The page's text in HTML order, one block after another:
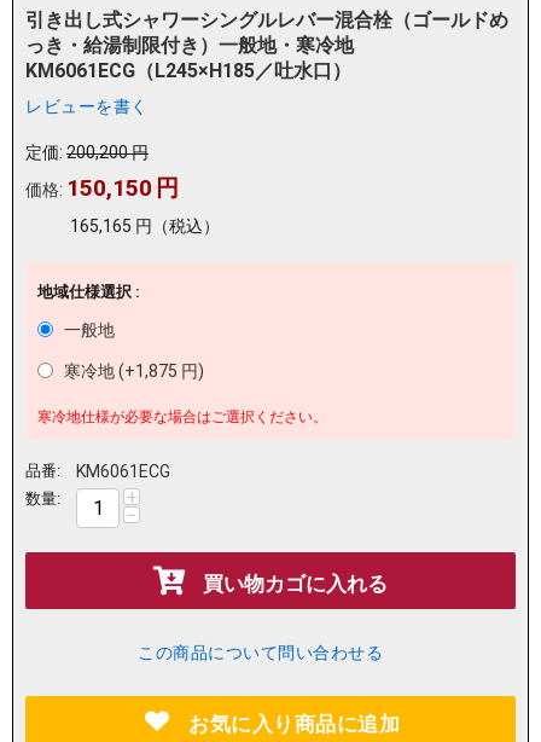
引き出し式シャワーシングルレバー混合栓（ゴールドめ
っき・給湯制限付き）一般地・寒冷地
KM6061ECG（L245×H185／吐水口）
レビューを書く
定価: 200,200円
価格: 150,150 円
165,165 円 （税込）
地域仕様選択 :
一般地
寒冷地 (+1,875 円)
寒冷地仕様が必要な場合はご選択ください。
品番: KM6061ECG
数量: +
−
買い物カゴに入れる
この商品について問い合わせる
お気に入り商品に追加